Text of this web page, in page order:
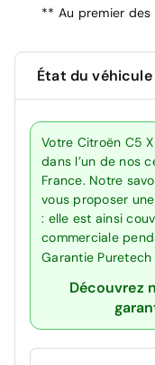
** Au premier
État du véhicule
Votre Citroën C5
dans l’un de nos
France. Notre
vous proposer
: elle est ainsi
commerciale
Garantie
Découvrez